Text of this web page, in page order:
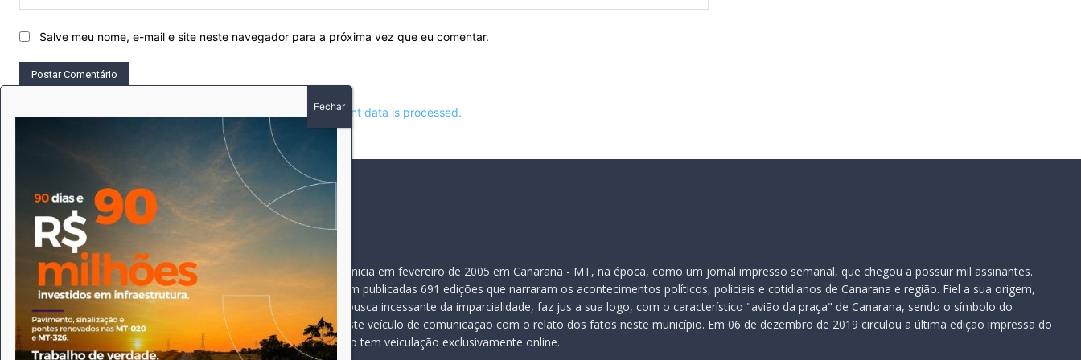
Salve meu nome, e-mail e site neste navegador para a próxima vez que eu comentar.
Learn how your comment data is processed.
SIGA-NOS
Expediente
SOBRE
A história do Pioneiro inicia em fevereiro de 2005 em Canarana - MT, na época, como um jornal impresso semanal, que chegou a possuir mil assinantes.
Durante 15 anos, foram publicadas 691 edições que narraram os acontecimentos políticos, policiais e cotidianos de Canarana e região. Fiel a sua origem,
pautado sempre pela busca incessante da imparcialidade, faz jus a sua logo, com o característico "avião da praça" de Canarana, sendo o símbolo do
comprometimento deste veículo de comunicação com o relato dos fatos neste município. Em 06 de dezembro de 2019 circulou a última edição impressa do
jornal, que desde então tem veiculação exclusivamente online.